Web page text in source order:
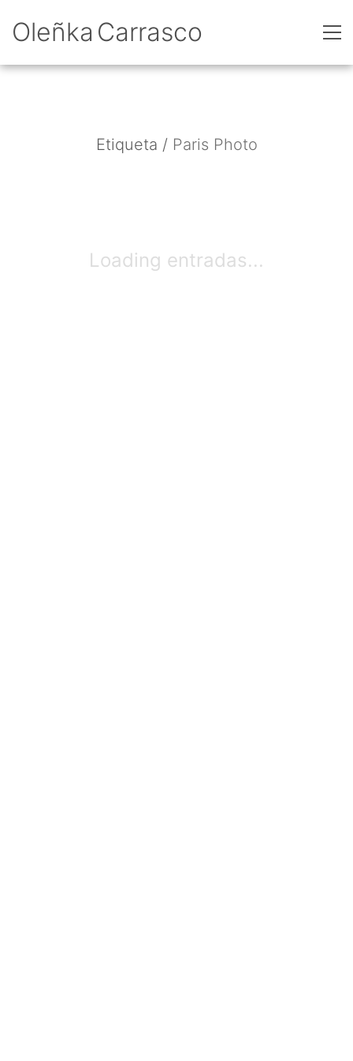
Oleñka Carrasco
Etiqueta / Paris Photo
Loading entradas...